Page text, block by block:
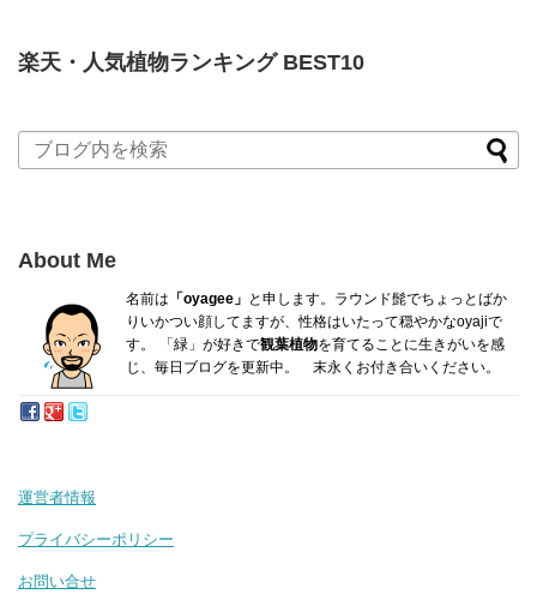
楽天・人気植物ランキング BEST10
About Me
名前は 「oyagee」 と申します。ラウンド髭でちょっとばか
り いかつい顔してますが、性格はいたって穏やかなoyajiで
す。
「緑」が好きで観葉植物を育てることに生きがいを感
じ、毎日ブログを更新中。 末永くお付き合いください。
運営者情報
プライバシーポリシー
お問い合せ